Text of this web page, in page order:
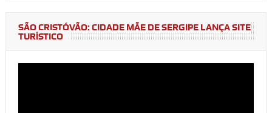
SÃO CRISTÓVÃO: CIDADE MÃE DE SERGIPE LANÇA SITE
TURÍSTICO